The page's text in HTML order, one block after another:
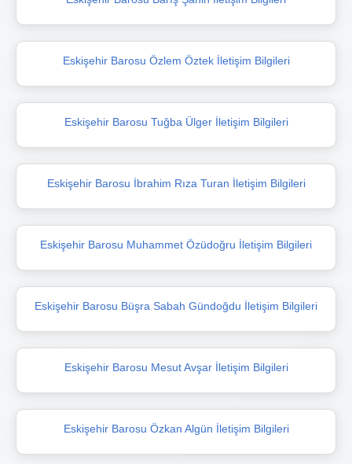
Eskişehir Barosu Özlem Öztek İletişim Bilgileri
Eskişehir Barosu Tuğba Ülger İletişim Bilgileri
Eskişehir Barosu İbrahim Rıza Turan İletişim Bilgileri
Eskişehir Barosu Muhammet Özüdoğru İletişim Bilgileri
Eskişehir Barosu Büşra Sabah Gündoğdu İletişim Bilgileri
Eskişehir Barosu Mesut Avşar İletişim Bilgileri
Eskişehir Barosu Özkan Algün İletişim Bilgileri